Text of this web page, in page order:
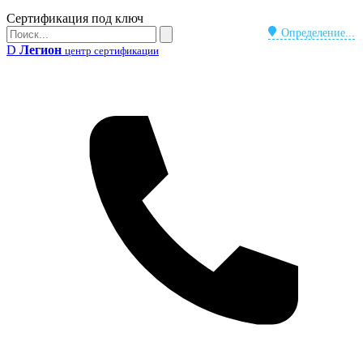
Бейдж
Сертификация под ключ
Определение...
Поиск
Поиск
D Легион центр сертификации